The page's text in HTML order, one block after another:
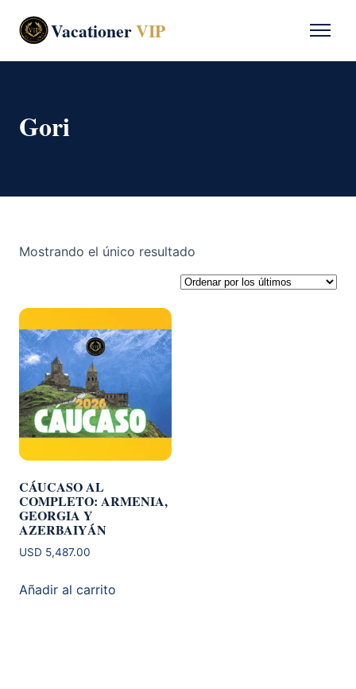
VacationerVIP
Gori
Mostrando el único resultado
CÁUCASO AL
COMPLETO: ARMENIA,
GEORGIA Y
AZERBAIYÁN
USD 5,487.00
Añadir al carrito